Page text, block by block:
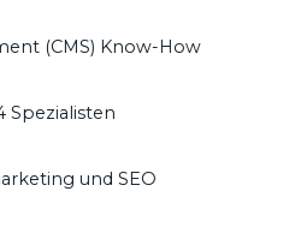
(CMS) Know-How
Spezialisten
und SEO